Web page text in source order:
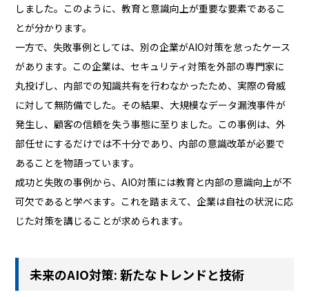
しました。このように、教育と意識向上が重要な要素であるこ
とが分かります。
一方で、失敗事例としては、別の企業がAIO対策を怠ったケース
があります。この企業は、セキュリティ対策を外部の専門家に
丸投げし、内部での知識共有を行わなかったため、実際の脅威
に対して無防備でした。その結果、大規模なデータ漏洩事件が
発生し、顧客の信頼を失う事態に至りました。この事例は、外
部任せにするだけでは不十分であり、内部の意識改革が必要で
あることを物語っています。
成功と失敗の事例から、AIO対策には教育と内部の意識向上が不
可欠であると学べます。これを踏まえて、企業は自社の状況に応
じた対策を講じることが求められます。
未来のAIO対策: 新たなトレンドと技術